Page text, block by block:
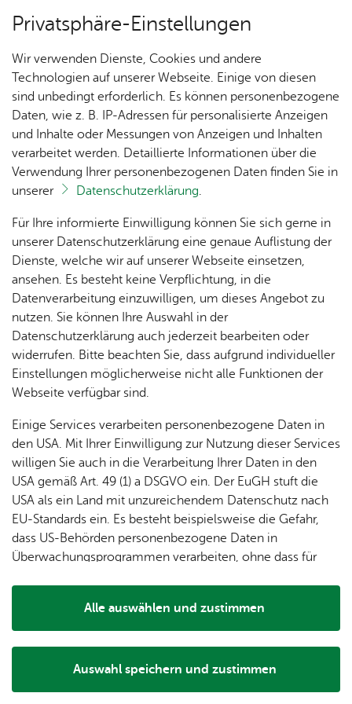
Un­se­re Ort­schaft
Ak­tu­
1250
Jahre
Ai­lin­
gen
chen­
markt
Mit­tei­
lungs­
blatt
Zah­
len,
Daten
& Fak­
ten
Ai­lin­
ger
Fe­ri­
en­
Ge­
schic
h­te
Orts­
vor­
& Ort­
schaft
s­rat
Ver­
eins­le­
ben
Lo­ka­le
Agen­
da
Ak­ti­on
mein­
sinn
Ai­lin­
gen
Öf­
fent­li­
Ein­
rich­
tun­
gen
Bil­der
Orts­
plan
Aus­bil­
dung
& of­fe­
Ver­an­stal­tun­gen
Oops, an error oc­cur­red! Re­quest: a2a01b­d0ce00a
Orts­ver­wal­tung Ai­lin­gen
Haupt­stra­ße 2
88048 Fried­richs­ha­fen
Tel. +49 7541 507-0
Kon­takt­for­mu­lar
Wei­te­re Infos
Orts­plan
Für Gast­ge­ber
Da­ten­schutz
Im­pres­sum
Bar­rie­re­frei­heit
Pres­se
The­men
Bür­ger­ser­vice
Wel­len­frei­bad
Privatsphäre-Einstellungen
Wir verwenden Dienste, Cookies und andere
Technologien auf unserer Webseite. Einige von diesen
sind unbedingt erforderlich. Es können personenbezogene
Daten, wie z. B. IP-Adressen für personalisierte Anzeigen
und Inhalte oder Messungen von Anzeigen und Inhalten
verarbeitet werden. Detaillierte Informationen über die
Verwendung Ihrer personenbezogenen Daten finden Sie in
unserer
Datenschutzerklärung.
Für Ihre informierte Einwilligung können Sie sich gerne in
unserer Datenschutzerklärung eine genaue Auflistung der
Dienste, welche wir auf unserer Webseite einsetzen,
ansehen. Es besteht keine Verpflichtung, in die
Datenverarbeitung einzuwilligen, um dieses Angebot zu
nutzen. Sie können Ihre Auswahl in der
Datenschutzerklärung auch jederzeit bearbeiten oder
widerrufen. Bitte beachten Sie, dass aufgrund individueller
Einstellungen möglicherweise nicht alle Funktionen der
Webseite verfügbar sind.
Einige Services verarbeiten personenbezogene Daten in
den USA. Mit Ihrer Einwilligung zur Nutzung dieser Services
willigen Sie auch in die Verarbeitung Ihrer Daten in den
USA gemäß Art. 49 (1) a DSGVO ein. Der EuGH stuft die
USA als ein Land mit unzureichendem Datenschutz nach
EU-Standards ein. Es besteht beispielsweise die Gefahr,
dass US-Behörden personenbezogene Daten in
Überwachungsprogrammen verarbeiten, ohne dass für
Auswahl speichern und zustimmen
Alle auswählen und zustimmen